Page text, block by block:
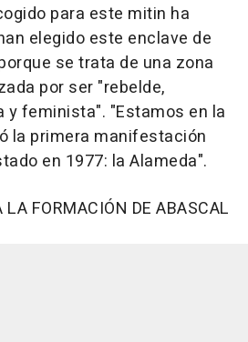
para este mitin ha
elegido este enclave de
se trata de una zona
por ser "rebelde,
feminista". "Estamos en la
la primera manifestación
en 1977: la Alameda".
LA FORMACIÓN DE ABASCAL